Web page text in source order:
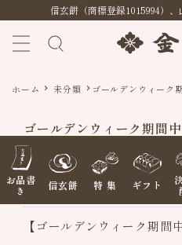
信玄餅（商標登録1015994）
お品書
き
信玄餅 特 集 ギフト
ホーム 未分類
ゴールデンウィーク
ゴールデンウィーク期間
2026.04.09
未分類
【ゴールデンウィーク期間